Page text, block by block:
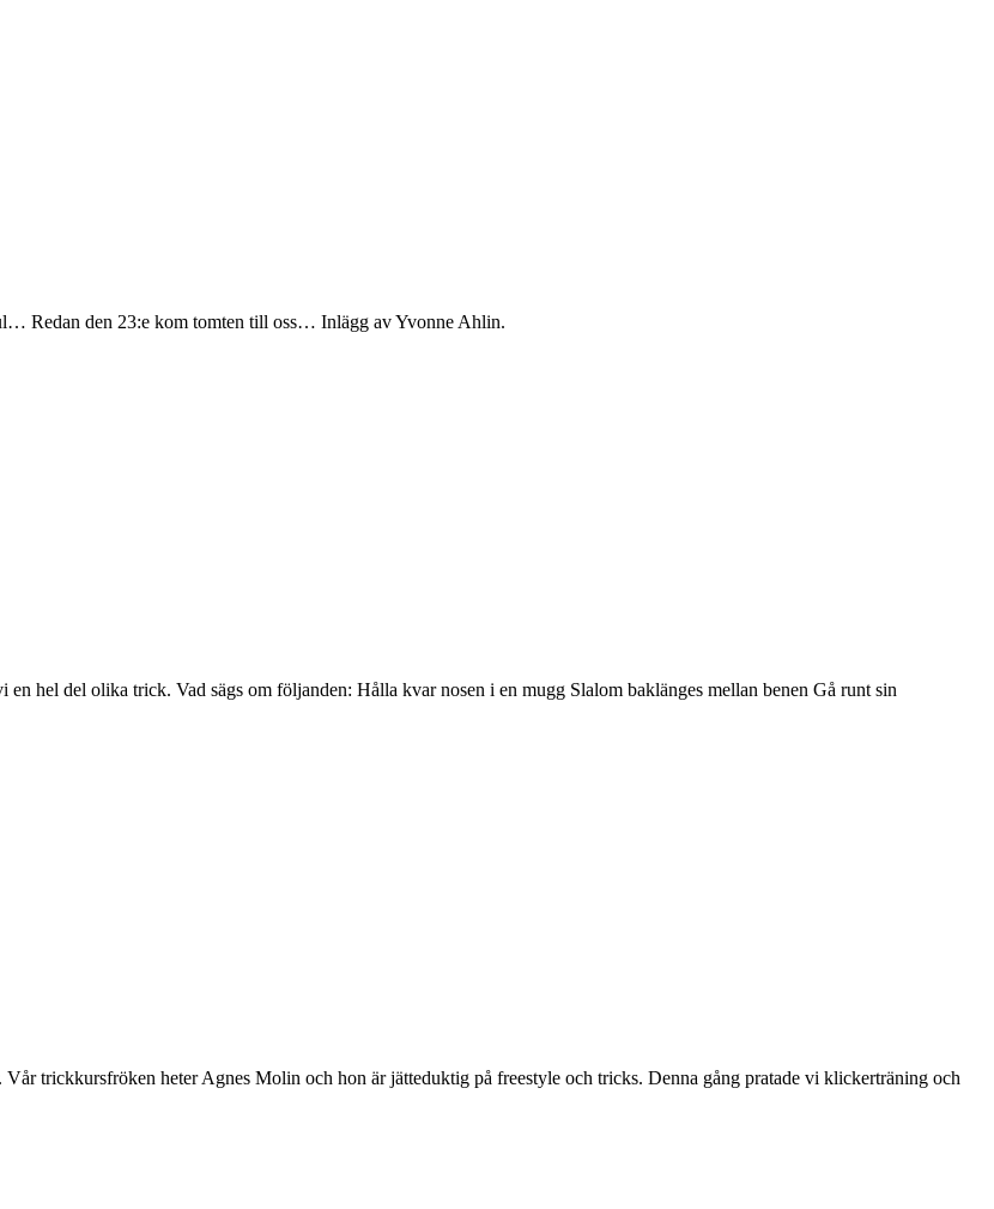
Redan den 23:e kom tomten till oss… Inlägg av Yvonne Ahlin.
hel del olika trick. Vad sägs om följanden: Hålla kvar nosen i en mugg Slalom baklänges mellan benen Gå runt sin
trickkursfröken heter Agnes Molin och hon är jätteduktig på freestyle och tricks. Denna gång pratade vi klickerträning och